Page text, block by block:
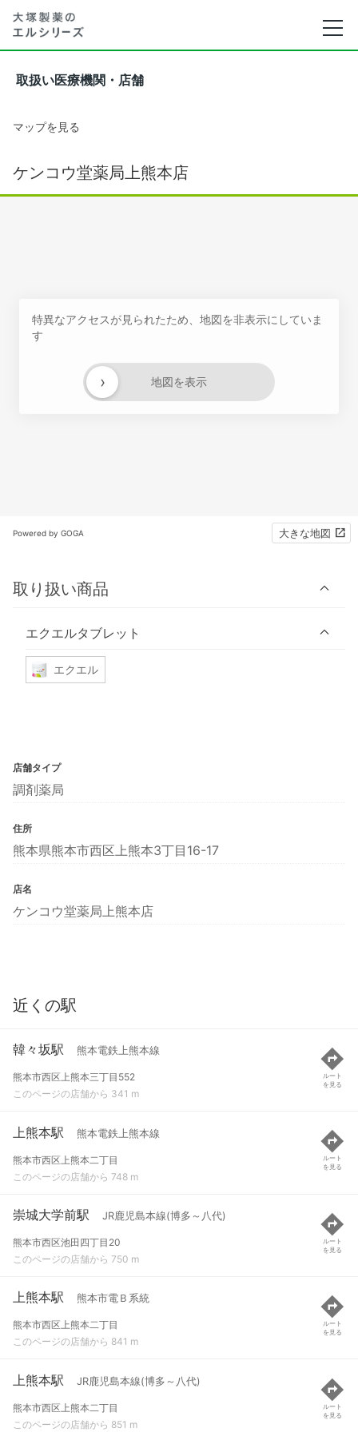
取扱い医療機関・店舗
マップを見る
ケンコウ堂薬局上熊本店
特異なアクセスが見られたため、地図を非表示にしていま
す
地図を表示
›
Powered by GOGA 大きな地図
取り扱い商品
エクエルタブレット
エクエル
店舗タイプ
調剤薬局
住所
熊本県熊本市西区上熊本3丁目16-17
店名
ケンコウ堂薬局上熊本店
近くの駅
韓々坂駅 熊本電鉄上熊本線
熊本市西区上熊本三丁目552
このページの店舗から 341 m
ルート
を見る
上熊本駅 熊本電鉄上熊本線
熊本市西区上熊本二丁目
このページの店舗から 748 m
ルート
を見る
崇城大学前駅 JR鹿児島本線(博多～八代)
熊本市西区池田四丁目20
このページの店舗から 750 m
ルート
を見る
上熊本駅 熊本市電Ｂ系統
熊本市西区上熊本二丁目
このページの店舗から 841 m
ルート
を見る
上熊本駅 JR鹿児島本線(博多～八代)
熊本市西区上熊本二丁目
このページの店舗から 851 m
ルート
を見る